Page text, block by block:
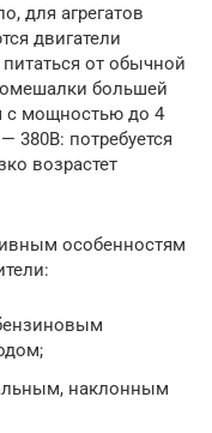
для агрегатов
двигатели
от обычной
большей
с мощностью до 4
380В: потребуется
возрастет
особенностям
наклонным